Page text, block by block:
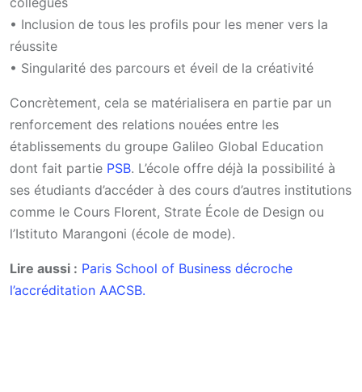
• Inclusion de tous les profils pour les mener vers la
réussite
• Singularité des parcours et éveil de la créativité
Concrètement, cela se matérialisera en partie par un
renforcement des relations nouées entre les
établissements du groupe Galileo Global Education
dont fait partie PSB. L’école offre déjà la possibilité à
ses étudiants d’accéder à des cours d’autres institutions
comme le Cours Florent, Strate École de Design ou
l’Istituto Marangoni (école de mode).
Lire aussi : Paris School of Business décroche
l’accréditation AACSB.